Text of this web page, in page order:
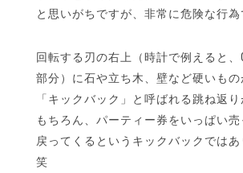
と思いがちですが、非常に危険な行為
回転する刃の右上（時計で例えると
部分）に石や立ち木、壁など硬いもの
「キックバック」と呼ばれる跳ね返り
もちろん、パーティー券をいっぱい
戻ってくるというキックバックでは
笑